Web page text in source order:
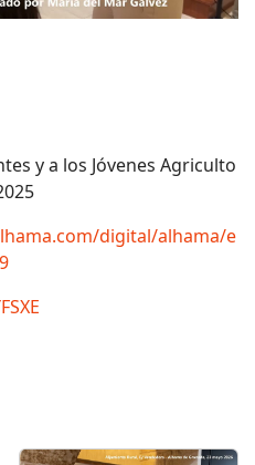
y a los Jóvenes Agriculto
digital/alhama/e